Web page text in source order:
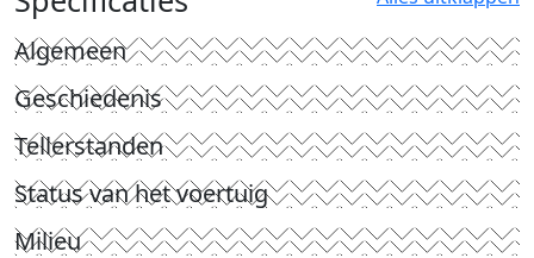
Algemeen
Geschiedenis
Tellerstanden
Status van het voertuig
Milieu